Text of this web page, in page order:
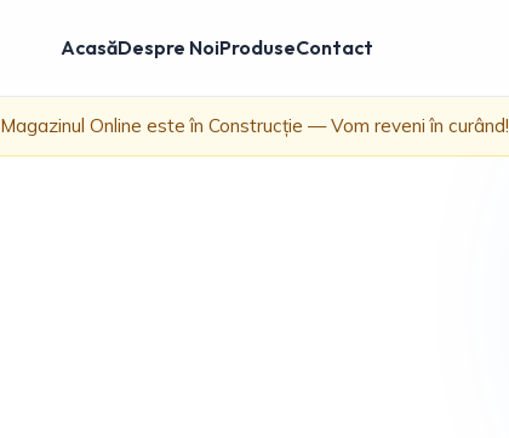
AcasăDespre NoiProduseContact
Magazinul Online este în Construcție — Vom reveni în curând!